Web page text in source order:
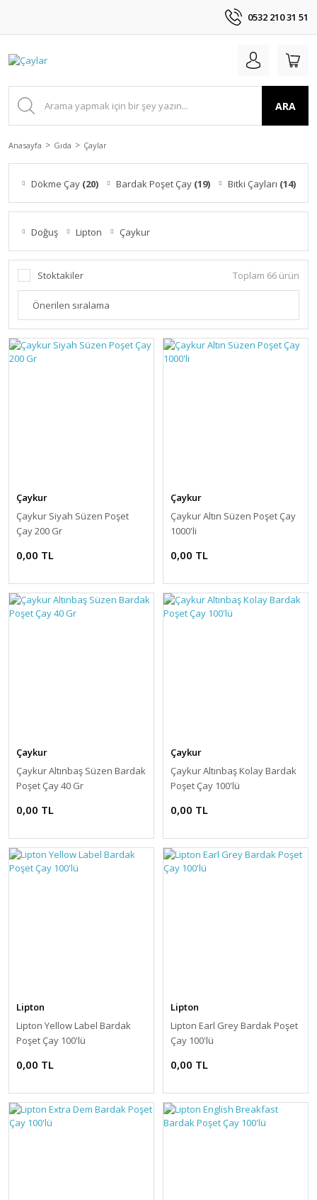
0532 210 31 51
ARA
Anasayfa Gıda Çaylar
Dökme Çay (20) Bardak Poşet Çay (19) Bitki Çayları (14)
Doğuş Lipton Çaykur
Stoktakiler Toplam 66 ürün
Çaykur
Çaykur Siyah Süzen Poşet
Çay 200 Gr
0,00 TL
Çaykur
Çaykur Altın Süzen Poşet Çay
1000'li
0,00 TL
Çaykur
Çaykur Altınbaş Süzen Bardak
Poşet Çay 40 Gr
0,00 TL
Çaykur
Çaykur Altınbaş Kolay Bardak
Poşet Çay 100'lü
0,00 TL
Lipton
Lipton Yellow Label Bardak
Poşet Çay 100'lü
0,00 TL
Lipton
Lipton Earl Grey Bardak Poşet
Çay 100'lü
0,00 TL